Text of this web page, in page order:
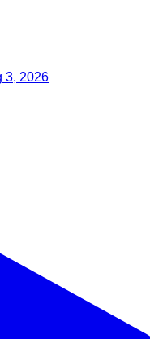
3, 2026